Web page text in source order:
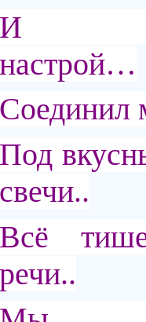
И
настрой…
Соединил
Под
свечи..
Всё
речи..